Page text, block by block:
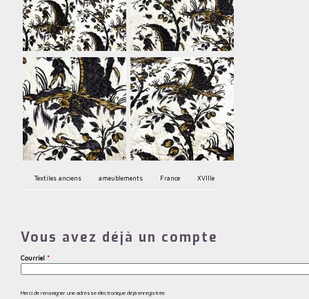
Textiles anciens ameublements France XVIIIe
Vous avez déjà un compte
Courriel *
Merci de renseigner une adresse électronique déjà enregistrée